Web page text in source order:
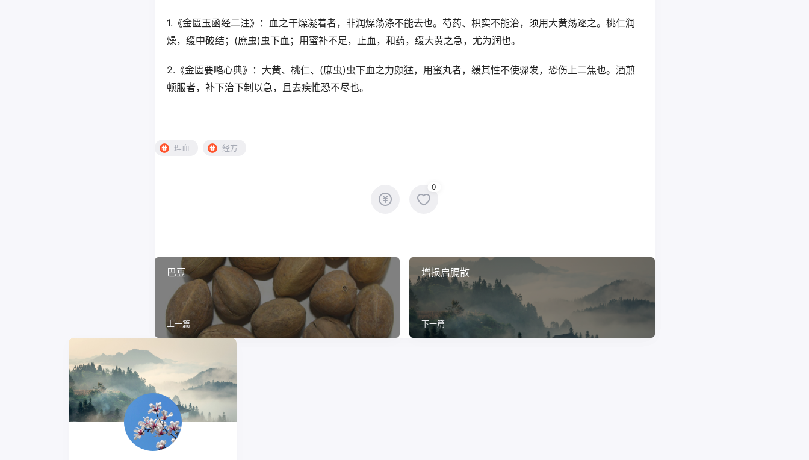
1.《金匮玉函经二注》：血之干燥凝着者，非润燥荡涤不能去也。芍药、枳实不能治，须用大黄荡逐之。桃仁润
燥，缓中破结；(庶虫)虫下血；用蜜补不足，止血，和药，缓大黄之急，尤为润也。
2.《金匮要略心典》：大黄、桃仁、(庶虫)虫下血之力颇猛，用蜜丸者，缓其性不使骤发，恐伤上二焦也。酒煎
顿服者，补下治下制以急，且去疾惟恐不尽也。
理血 经方
0
巴豆
上一篇
增损启膈散
下一篇